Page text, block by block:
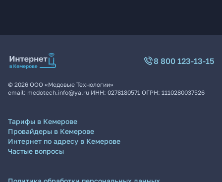
8 800 123-13-15
© 2026 ООО «Медовые Технологии»
email: medotech.info@ya.ru ИНН: 0278180571 ОГРН: 1110280037526
Тарифы в Кемерове
Провайдеры в Кемерове
Интернет по адресу в Кемерове
Частые вопросы